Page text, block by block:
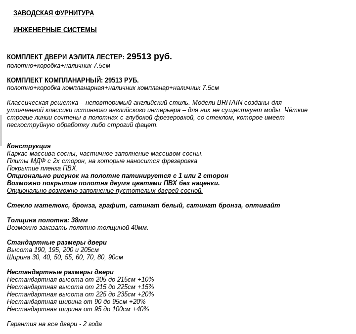
ЗАВОДСКАЯ ФУРНИТУРА
ИНЖЕНЕРНЫЕ СИСТЕМЫ
КОМПЛЕКТ ДВЕРИ АЭЛИТА ЛЕСТЕР: 29513 руб.
полотно+коробка+наличник 7.5см
КОМПЛЕКТ КОМПЛАНАРНЫЙ: 29513 РУБ.
полотно+коробка компланарная+наличник компланар+наличник 7.5см
Классическая решетка – неповторимый английский стиль. Модели BRITAIN созданы для
утонченной классики истинного английского интерьера – для них не существует моды. Чёткие
строгие линии сочтены в полотнах с глубокой фрезеровкой, со стеклом, которое имеет
пескоструйную обработку либо строгий фацет.
Конструкция
Каркас массива сосны, частичное заполнение массивом сосны.
Плиты МДФ с 2х сторон, на которые наносится фрезеровка
Покрытие пленка ПВХ.
Опционально рисунок на полотне патинируется с 1 или 2 сторон
Возможно покрытие полотна двумя цветами ПВХ без наценки.
Опционально возможно заполнение пустотелых дверей сосной.
Стекло мателюкс, бронза, графит, сатинат белый, сатинат бронза, оптивайт
Толщина полотна: 38мм
Возможно заказать полотно толщиной 40мм.
Стандартные размеры двери
Высота 190, 195, 200 и 205см
Ширина 30, 40, 50, 55, 60, 70, 80, 90см
Нестандартные размеры двери
Нестандартная высота от 205 до 215см +10%
Нестандартная высота от 215 до 225см +15%
Нестандартная высота от 225 до 235см +20%
Нестандартная ширина от 90 до 95см +20%
Нестандартная ширина от 95 до 100см +40%
Гарантия на все двери - 2 года